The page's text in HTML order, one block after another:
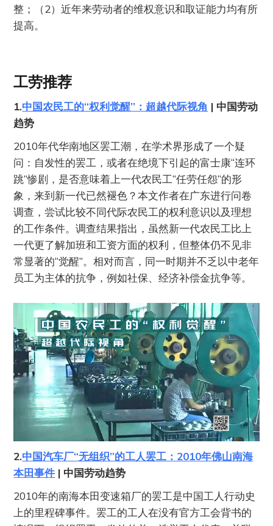
整；（2）近年来劳动者的维权意识和取证能力均有所
提高。
工劳推荐
1.中国农民工的“权利觉醒”：超越代际视角 | 中国劳动
趋势
2010年代华南地区罢工潮，在学术界形成了一个疑
问：自发性的罢工，或者在绝境下引起的富士康“连环
跳”惨剧，是否意味着上一代农民工“任劳任怨”的形
象，来到新一代已然褪色？本文作者在广东进行问卷
调查，尝试比较不同代际农民工的权利意识以及理想
的工作条件。调查结果指出，虽然新一代农民工比上
一代更了解加班和工资方面的权利，但整体仍不见非
常显著的“觉醒”。相对而言，同一时期并不乏以中老年
员工为主体的抗争，例如社保、经济补偿金抗争等。
2.中国汽车厂“无组织”的工人罢工：2010年佛山南海
本田事件 | 中国劳动趋势
2010年的南海本田变速箱厂的罢工是中国工人行动史
上的里程碑事件。罢工的工人在没有官方工会背书的